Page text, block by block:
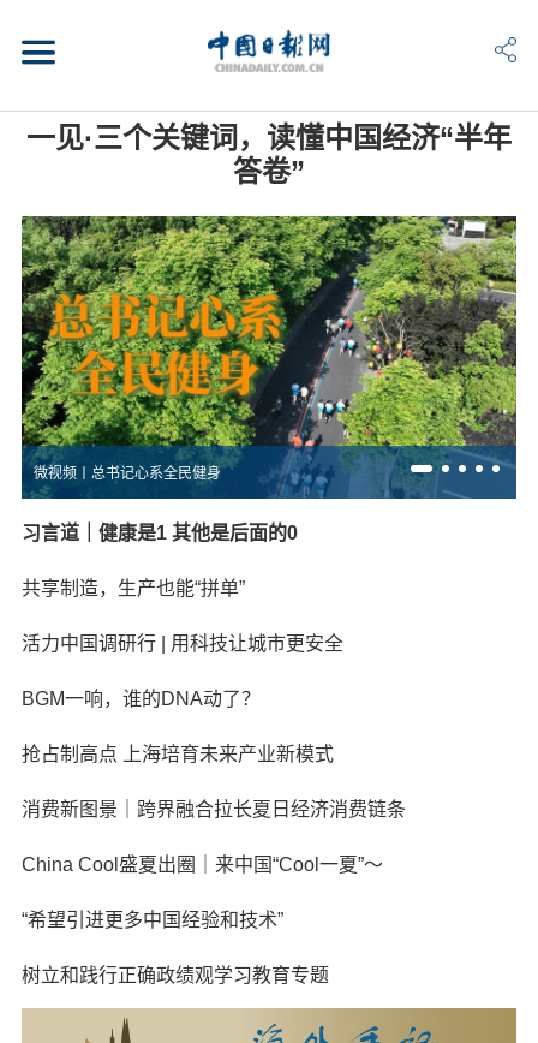
一见·三个关键词，读懂中国经济“半年
答卷”
微视频丨总书记心系全民健身
习言道｜健康是1 其他是后面的0
共享制造，生产也能“拼单”
活力中国调研行 | 用科技让城市更安全
BGM一响，谁的DNA动了？
抢占制高点 上海培育未来产业新模式
消费新图景｜跨界融合拉长夏日经济消费链条
China Cool盛夏出圈｜来中国“Cool一夏”～
“希望引进更多中国经验和技术”
树立和践行正确政绩观学习教育专题